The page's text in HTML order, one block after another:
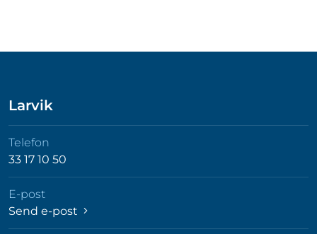
Larvik
Telefon
33 17 10 50
E-post
Send e-post